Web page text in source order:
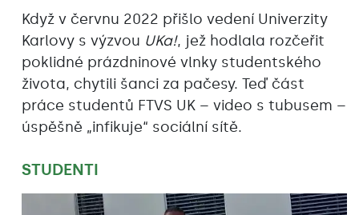
Když v červnu 2022 přišlo vedení Univerzity
Karlovy s výzvou UKa!, jež hodlala rozčeřit
poklidné prázdninové vlnky studentského
života, chytili šanci za pačesy. Teď část
práce studentů FTVS UK – video s tubusem –
úspěšně „infikuje“ sociální sítě.
STUDENTI